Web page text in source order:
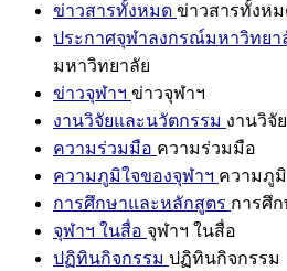
ข่าวสารทั้งหมด ข่าวสารทั้งห
ประกาศจุฬาลงกรณ์มหาวิทยา
มหาวิทยาลัย
ข่าวจุฬาฯ ข่าวจุฬาฯ
งานวิจัยและนวัตกรรม งานวิจั
ความร่วมมือ ความร่วมมือ
ความภูมิใจของจุฬาฯ ความภู
การศึกษาและหลักสูตร การศึ
จุฬาฯ ในสื่อ จุฬาฯ ในสื่อ
ปฏิทินกิจกรรม ปฏิทินกิจกรรม